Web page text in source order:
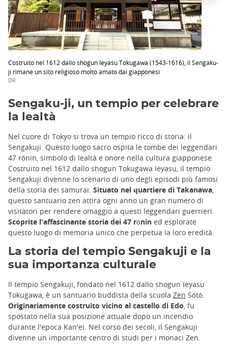
Costruito nel 1612 dallo shogun Ieyasu Tokugawa (1543-1616), il Sengaku-
ji rimane un sito religioso molto amato dai giapponesi
DR
Sengaku-ji, un tempio per celebrare
la lealtà
Nel cuore di Tokyo si trova un tempio ricco di storia: il
Sengakuji. Questo luogo sacro ospita le tombe dei leggendari
47 rōnin, simbolo di lealtà e onore nella cultura giapponese.
Costruito nel 1612 dallo shogun Tokugawa Ieyasu, il tempio
Sengakuji divenne lo scenario di uno degli episodi più famosi
della storia dei samurai. Situato nel quartiere di Takanawa,
questo santuario zen attira ogni anno un gran numero di
visitatori per rendere omaggio a questi leggendari guerrieri.
Scoprite l'affascinante storia dei 47 rōnin ed esplorate
questo luogo di memoria unico che perpetua la loro eredità.
La storia del tempio Sengakuji e la
sua importanza culturale
Il tempio Sengakuji, fondato nel 1612 dallo shogun Ieyasu
Tokugawa, è un santuario buddista della scuola Zen Sōtō.
Originariamente costruito vicino al castello di Edo, fu
spostato nella sua posizione attuale dopo un incendio
durante l'epoca Kan'ei. Nel corso dei secoli, il Sengakuji
divenne un importante centro di studi per i monaci Zen.